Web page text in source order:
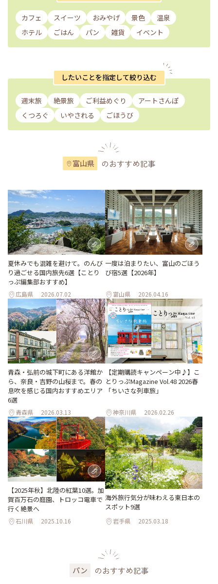
カフェ スイーツ おみやげ 景色
温泉
ホテル
ごはん パン 雑貨 イベント
したいことを指定して絞り込む
週末旅 絶景旅 ご利益めぐり
アートさんぽ
くつろぐ
いやされる ごほうび
富山県 のおすすめ記事
夏休みでも混雑を避けて。のんび
り過ごせる国内旅先6選【ことり
っぷ編集部おすすめ】
広島県 2026.07.02
一度は泊まりたい、富山のごほう
び宿5選【2026年】
富山県 2026.04.16
青森・弘前の城下町にある洋館か
ら、奈良・吉野の山桜まで。春の
息吹を感じる国内おすすめエリア
6選
青森県 2026.03.13
【定期購読キャンペーン中♪】こ
とりっぷMagazine Vol.48 2026春
「ちいさな列車旅」
神奈川県 2026.02.26
【2025年秋】北陸の紅葉10選。加
賀百万石の庭園、トロッコ電車で
行く絶景へ
石川県 2025.10.16
海外旅行気分が味わえる東日本の
スポット9選
岩手県 2025.03.18
パン のおすすめ記事